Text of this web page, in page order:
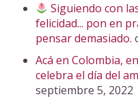
Siguiendo con
felicidad... pon en
pensar demasiado.
Acá en Colombia,
celebra el día del
septiembre 5, 2022